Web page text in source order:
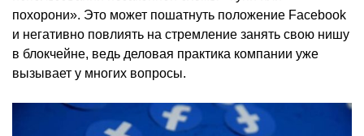
похорони». Это может пошатнуть положение Facebook
и негативно повлиять на стремление занять свою нишу
в блокчейне, ведь деловая практика компании уже
вызывает у многих вопросы.